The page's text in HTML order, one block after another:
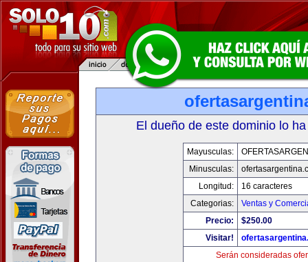
El dueño de este dominio lo
Mayusculas:
Minusculas:
Longitud:
16 caracteres
Categorias:
Ventas y
Precio:
$250.00
Visitar!
Serán consideradas